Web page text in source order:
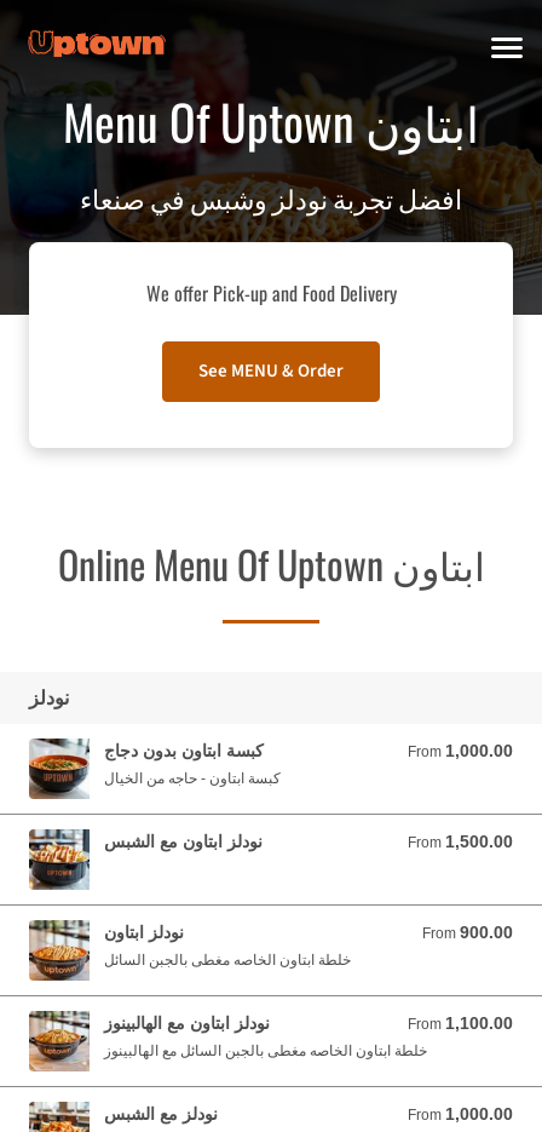
Menu Of Uptown ابتاون
افضل تجربة نودلز وشبس في صنعاء
We offer Pick-up and Food Delivery
See MENU & Order
Online Menu Of Uptown ابتاون
نودلز
كبسة ابتاون بدون دجاج From 1,000.00
From 1,000.00 YER
كبسة ابتاون - حاجه من الخيال
نودلز ابتاون مع الشبس From 1,500.00
From 1,500.00 YER
نودلز ابتاون From 900.00
From 900.00 YER
خلطة ابتاون الخاصه مغطى بالجبن السائل
نودلز ابتاون مع الهالبينوز From 1,100.00
From 1,100.00 YER
خلطة ابتاون الخاصه مغطى بالجبن السائل مع الهالبينوز
نودلز مع الشبس From 1,000.00
From 1,000.00 YER